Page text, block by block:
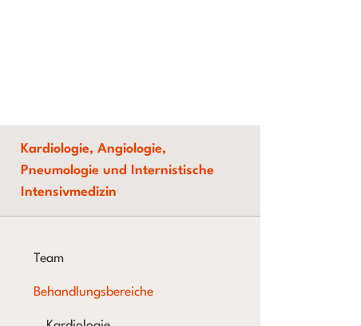
Kardiologie, Angiologie,
Pneumologie und Internistische
Intensivmedizin
Team
Behandlungsbereiche